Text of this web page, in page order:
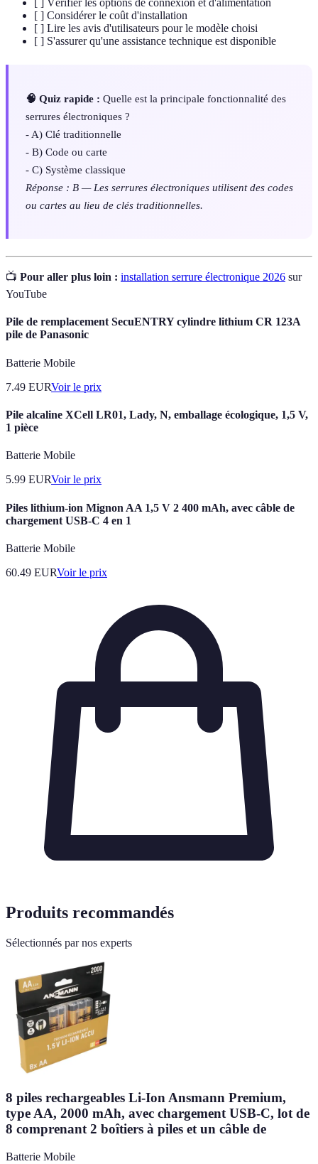
[ ] Considérer le coût d'installation
[ ] Lire les avis d'utilisateurs pour le modèle choisi
[ ] S'assurer qu'une assistance technique est disponible
🧠 Quiz rapide : Quelle est la principale fonctionnalité des
serrures électroniques ?
- A) Clé traditionnelle
- B) Code ou carte
- C) Système classique
Réponse : B — Les serrures électroniques utilisent des codes
ou cartes au lieu de clés traditionnelles.
📺 Pour aller plus loin : installation serrure électronique 2026 sur
YouTube
Pile de remplacement SecuENTRY cylindre lithium CR 123A
pile de Panasonic
Batterie Mobile
7.49 EURVoir le prix
Pile alcaline XCell LR01, Lady, N, emballage écologique, 1,5 V,
1 pièce
Batterie Mobile
5.99 EURVoir le prix
Piles lithium-ion Mignon AA 1,5 V 2 400 mAh, avec câble de
chargement USB-C 4 en 1
Batterie Mobile
60.49 EURVoir le prix
Produits recommandés
Sélectionnés par nos experts
8 piles rechargeables Li-Ion Ansmann Premium,
type AA, 2000 mAh, avec chargement USB-C, lot de
8 comprenant 2 boîtiers à piles et un câble de
Batterie Mobile